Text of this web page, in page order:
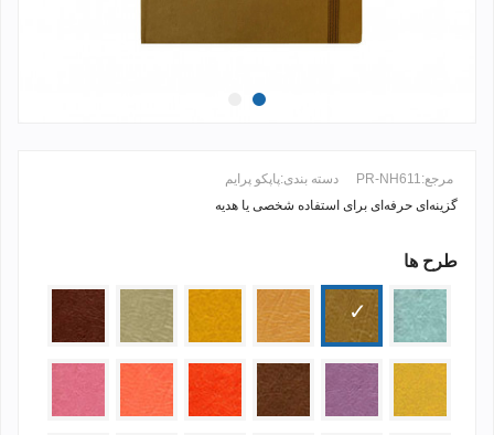
مرجع:PR-NH611 دسته بندی:پاپکو پرایم
گزینه‌ای حرفه‌ای برای استفاده شخصی یا هدیه
ادامه مطلب +
طرح ها
611600
611031
611301
611320
611360
611450
611460
611501